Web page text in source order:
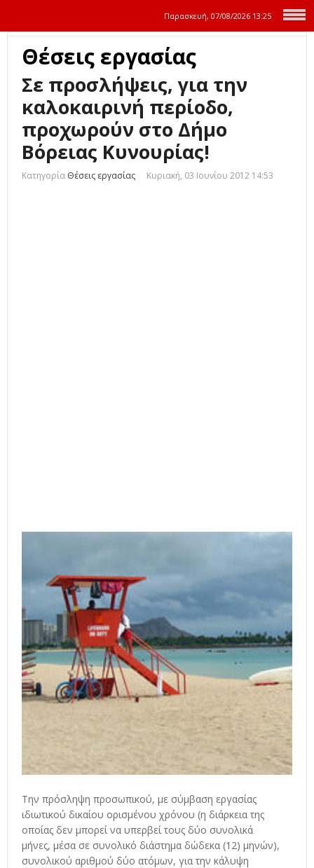
Παρασκευή, 07/08/2026 13:25
Θέσεις εργασίας
Σε προσλήψεις, για την
καλοκαιρινή περίοδο,
προχωρούν στο Δήμο
Βόρειας Κυνουρίας!
Κατηγορία Θέσεις εργασίας Κυριακή, 03 Ιουνίου 2012 14:53
Την πρόσληψη προσωπικού, με σύμβαση εργασίας
ιδιωτικού δικαίου ορισμένου χρόνου (η διάρκεια της
οποίας δεν μπορεί να υπερβεί τους δύο συνολικά
μήνες, μέσα σε συνολικό διάστημα δώδεκα (12) μηνών),
συνολικού αριθμού δύο ατόμων, για την κάλυψη